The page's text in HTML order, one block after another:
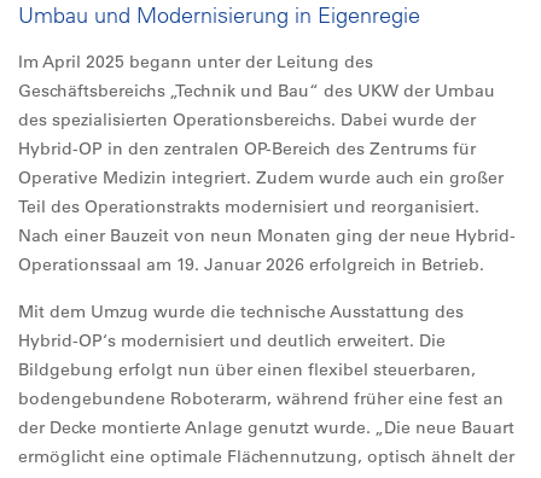
Umbau und Modernisierung in Eigenregie
Im April 2025 begann unter der Leitung des
Geschäftsbereichs „Technik und Bau“ des UKW der Umbau
des spezialisierten Operationsbereichs. Dabei wurde der
Hybrid-OP in den zentralen OP-Bereich des Zentrums für
Operative Medizin integriert. Zudem wurde auch ein großer
Teil des Operationstrakts modernisiert und reorganisiert.
Nach einer Bauzeit von neun Monaten ging der neue Hybrid-
Operationssaal am 19. Januar 2026 erfolgreich in Betrieb.
Mit dem Umzug wurde die technische Ausstattung des
Hybrid-OP‘s modernisiert und deutlich erweitert. Die
Bildgebung erfolgt nun über einen flexibel steuerbaren,
bodengebundene Roboterarm, während früher eine fest an
der Decke montierte Anlage genutzt wurde. „Die neue Bauart
ermöglicht eine optimale Flächennutzung, optisch ähnelt der